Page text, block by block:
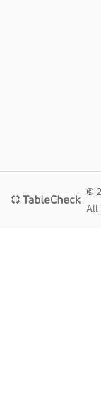
©
All